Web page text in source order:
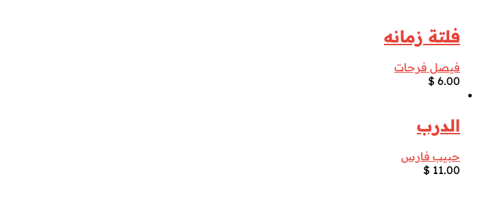
فلتة زمانه
فيصل فرحات
$ 6.00
الدرب
حبيب فارس
$ 11.00